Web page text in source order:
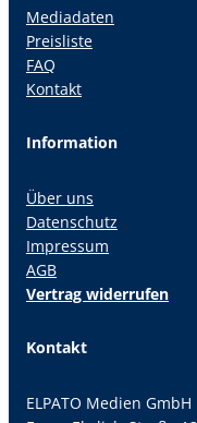
Mediadaten
Preisliste
FAQ
Kontakt
Information
Über uns
Datenschutz
Impressum
AGB
Vertrag widerrufen
Kontakt
ELPATO Medien GmbH